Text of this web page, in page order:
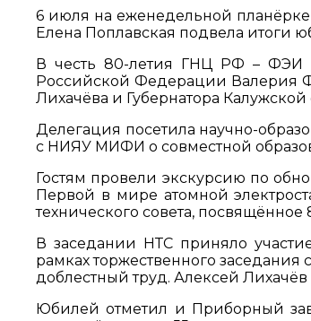
6 июля на еженедельной
Елена Поплавская подвела итоги
В честь 80-летия ГНЦ РФ – ФЭИ
Российской Федерации Валерия
Лихачёва и Губернатора
Делегация посетила научно-
с НИЯУ МИФИ о совместной
Гостям провели экскурсию по
Первой в мире атомной
технического совета,
В заседании НТС приняло
рамках торжественного
доблестный труд. Алексей
Юбилей отметил и Приборный